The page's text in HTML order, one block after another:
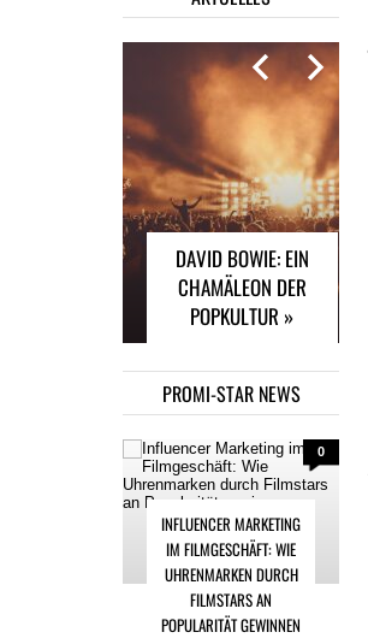
DAVID BOWIE: EIN
CHAMÄLEON DER
POPKULTUR »
PROMI-STAR NEWS
0
INFLUENCER MARKETING
IM FILMGESCHÄFT: WIE
UHRENMARKEN DURCH
FILMSTARS AN
POPULARITÄT GEWINNEN